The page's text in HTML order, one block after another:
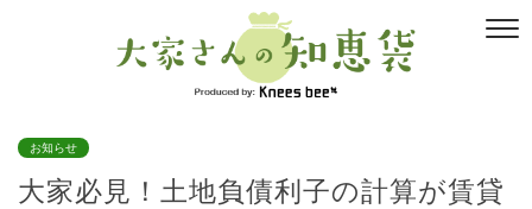
お知らせ
大家必見！土地負債利子の計算が賃貸